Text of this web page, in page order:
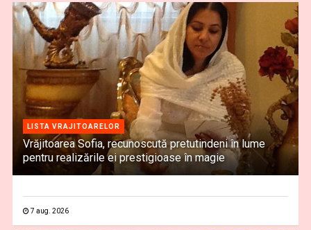
LISTA VRAJITOARELOR
Vrăjitoarea Sofia, recunoscută pretutindeni în lume
pentru realizările ei prestigioase în magie
7 aug. 2026